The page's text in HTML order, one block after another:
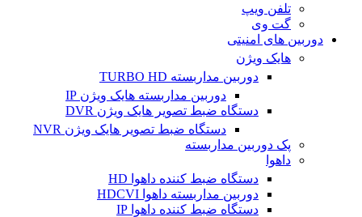
تلفن ویپ
گت وی
دوربین های امنیتی
هایک ویژن
دوربین مداربسته TURBO HD
دوربین مداربسته هایک ویژن IP
دستگاه ضبط تصویر هایک ویژن DVR
دستگاه ضبط تصویر هایک ویژن NVR
پک دوربین مداربسته
داهوا
دستگاه ضبط کننده داهوا HD
دوربین مداربسته داهوا HDCVI
دستگاه ضبط کننده داهوا IP